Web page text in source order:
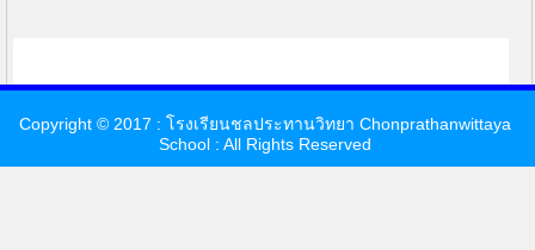
Copyright © 2017 : โรงเรียนชลประทานวิทยา Chonprathanwittaya
School : All Rights Reserved